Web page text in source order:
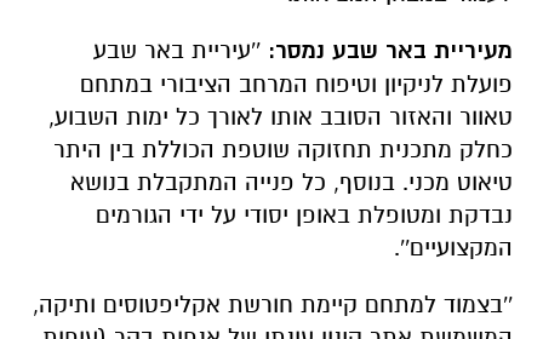
מעיריית באר שבע נמסר: ''עיריית באר שבע
פועלת לניקיון וטיפוח המרחב הציבורי במתחם
טאוור והאזור הסובב אותו לאורך כל ימות השבוע,
כחלק מתכנית תחזוקה שוטפת הכוללת בין היתר
טיאוט מכני. בנוסף, כל פנייה המתקבלת בנושא
נבדקת ומטופלת באופן יסודי על ידי הגורמים
המקצועיים''.
''בצמוד למתחם קיימת חורשת אקליפטוסים ותיקה,